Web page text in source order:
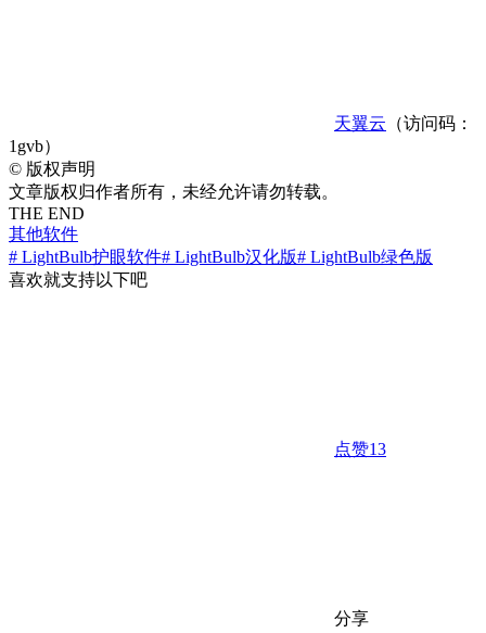
天翼云 （访问码：
1gvb）
© 版权声明
文章版权归作者所有，未经允许请勿转载。
THE END
其他软件
# LightBulb护眼软件# LightBulb汉化版# LightBulb绿色版
喜欢就支持以下吧
点赞13
分享